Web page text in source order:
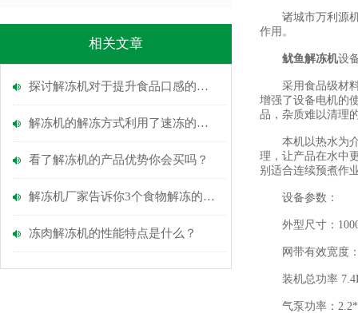
相关文章
探讨解冻机对于提升食品口感的重要性
解冻机的解冻方式利用了速冻的逆原理
看了解冻机的产品优势你会买吗？
解冻机厂家告诉你3个食物解冻的方法
冻肉解冻机的性能特点是什么？
诸城市万利源机
作用。
鱿鱼解冻机设
采用食品级材料
增强了设备电机的
品，杂质难以清理
本机以热水为介
理，让产品在水中
别适合连续预煮作
设备参数：
外型尺寸：
网带有效宽度：
装机总功率
气泵功率：